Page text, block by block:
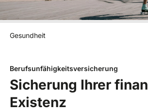
Gesundheit
Berufsunfähigkeitsversicherung
Sicherung Ihrer
Existenz